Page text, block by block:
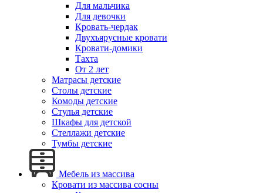
Для мальчика
Для девочки
Кровать-чердак
Двухъярусные кровати
Кровати-домики
Тахта
От 2 лет
Матрасы детские
Столы детские
Комоды детские
Стулья детские
Шкафы для детской
Стеллажи детские
Тумбы детские
Мебель из массива
Кровати из массива сосны